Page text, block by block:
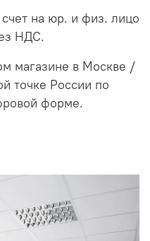
на юр. и физ. лицо
НДС.
магазине в Москве /
точке России по
форме.